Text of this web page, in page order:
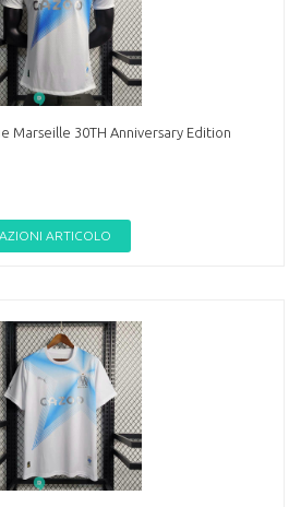
Marseille 30TH Anniversary Edition
ARTICOLO